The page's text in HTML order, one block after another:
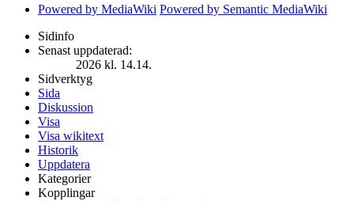
Powered by MediaWiki Powered by Semantic MediaWiki
Sidinfo
Senast uppdaterad:
2026 kl. 14.14.
Sidverktyg
Sida
Diskussion
Visa
Visa wikitext
Historik
Uppdatera
Kategorier
Kopplingar